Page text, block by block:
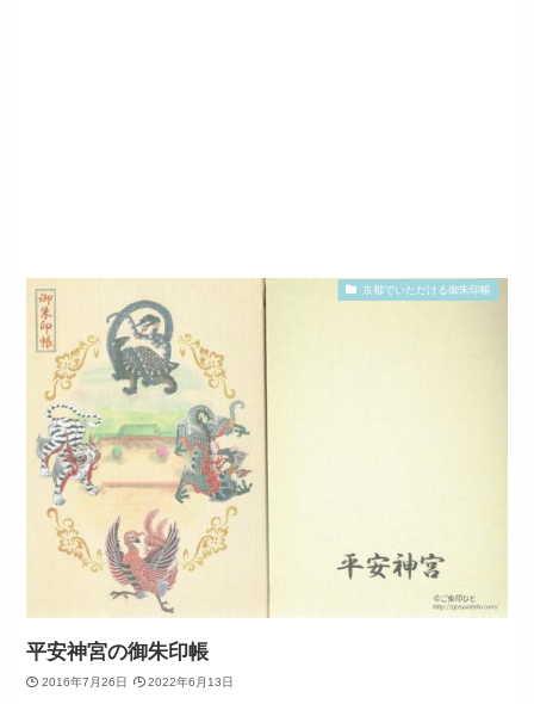
京都でいただける御朱印帳
平安神宮の御朱印帳
2016年7月26日 2022年6月13日